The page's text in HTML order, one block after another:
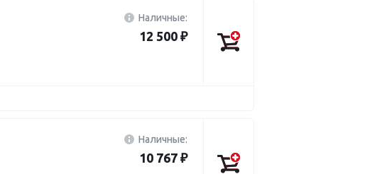
Наличные:
12 500 ₽
Наличные:
10 767 ₽